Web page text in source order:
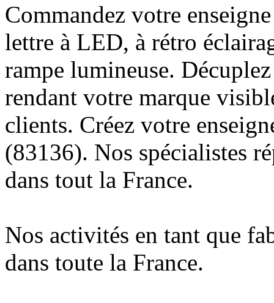
Commandez votre
lettre à LED, à rétro
rampe lumineuse.
rendant votre marque
clients. Créez votre
(83136). Nos spécialistes
dans tout la France.
Nos activités en tant que
dans toute la France.